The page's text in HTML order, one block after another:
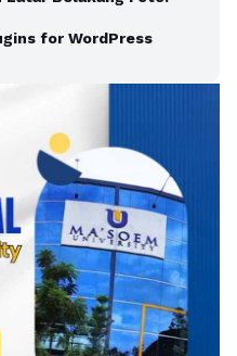
for WordPress